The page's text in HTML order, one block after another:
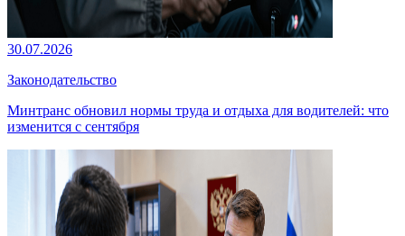
30.07.2026
Законодательство
Минтранс обновил нормы труда и отдыха для водителей: что
изменится с сентября